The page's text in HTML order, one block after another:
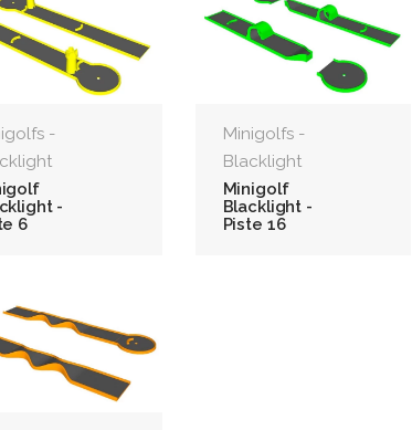
-
-
6
Minigolfs -
Blacklight
Minigolf
Blacklight -
Piste 16